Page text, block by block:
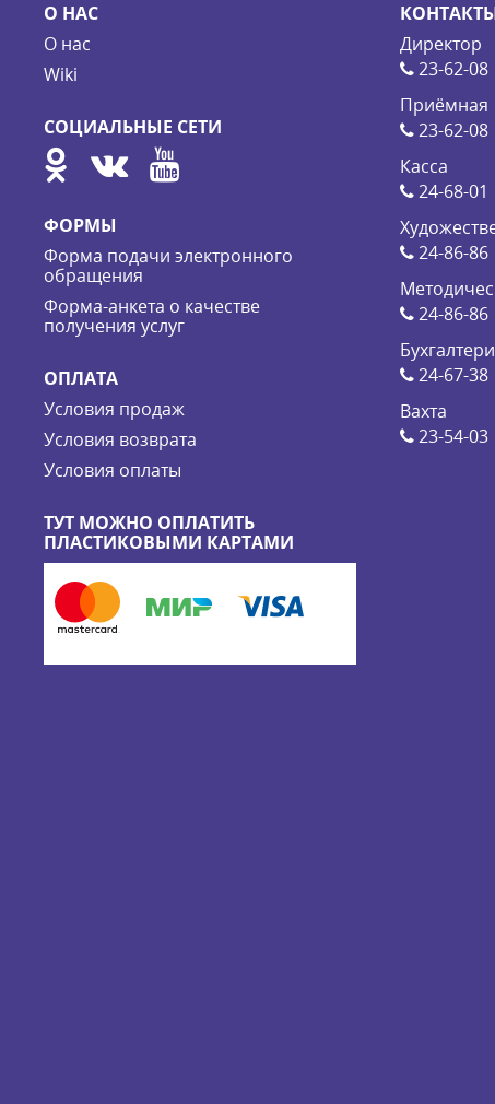
О НАС
О нас
Wiki
СОЦИАЛЬНЫЕ СЕТИ
ФОРМЫ
Форма подачи электронного
обращения
Форма-анкета о качестве
получения услуг
ОПЛАТА
Условия продаж
Условия возврата
Условия оплаты
ТУТ МОЖНО ОПЛАТИТЬ
ПЛАСТИКОВЫМИ КАРТАМИ
Директор
23-62-08
Приёмная
23-62-08
Касса
24-68-01
24-86-86
24-86-86
24-67-38
Вахта
23-54-03